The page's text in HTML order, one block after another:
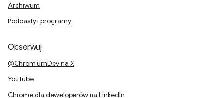
Archiwum
Podcasty i programy
Obserwuj
@ChromiumDev na X
YouTube
Chrome dla deweloperów na LinkedIn